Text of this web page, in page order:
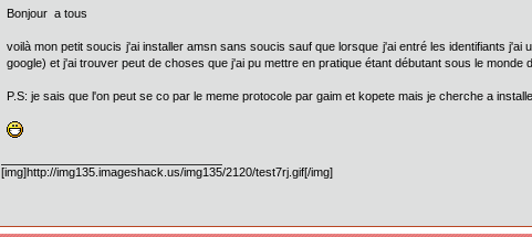
Bonjour a tous
voilà mon petit soucis j'ai installer amsn sans soucis sauf que lorsque j'ai entré les identifiants
google) et j'ai trouver peut de choses que j'ai pu mettre en pratique étant débutant sous le monde
P.S: je sais que l'on peut se co par le meme protocole par gaim et kopete mais je cherche a
[img]http://img135.imageshack.us/img135/2120/test7rj.gif[/img]